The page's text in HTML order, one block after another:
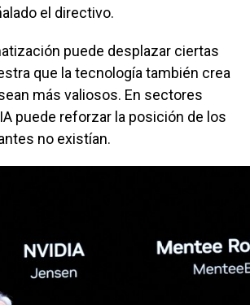
el directivo.
puede desplazar ciertas
que la tecnología también crea
más valiosos. En sectores
puede reforzar la posición de los
no existían.